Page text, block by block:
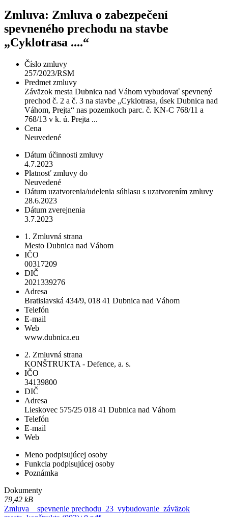
Zmluva: Zmluva o zabezpečení
spevneného prechodu na stavbe
„Cyklotrasa ....“
Číslo zmluvy
257/2023/RSM
Predmet zmluvy
Záväzok mesta Dubnica nad Váhom vybudovať spevnený
prechod č. 2 a č. 3 na stavbe „Cyklotrasa, úsek Dubnica nad
Váhom, Prejta“ nas pozemkoch parc. č. KN-C 768/11 a
768/13 v k. ú. Prejta ...
Cena
Neuvedené
Dátum účinnosti zmluvy
4.7.2023
Platnosť zmluvy do
Neuvedené
Dátum uzatvorenia/udelenia súhlasu s uzatvorením zmluvy
28.6.2023
Dátum zverejnenia
3.7.2023
1. Zmluvná strana
Mesto Dubnica nad Váhom
IČO
00317209
DIČ
2021339276
Adresa
Bratislavská 434/9, 018 41 Dubnica nad Váhom
Telefón
E-mail
Web
www.dubnica.eu
2. Zmluvná strana
KONŠTRUKTA - Defence, a. s.
IČO
34139800
DIČ
Adresa
Lieskovec 575/25 018 41 Dubnica nad Váhom
Telefón
E-mail
Web
Meno podpisujúcej osoby
Funkcia podpisujúcej osoby
Poznámka
Dokumenty
79,42 kB
Zmluva _ spevnenie prechodu_23_vybudovanie_záväzok